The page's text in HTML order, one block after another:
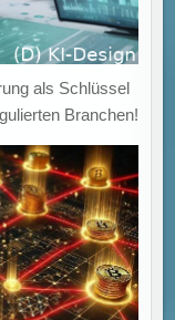
als Schlüssel
Branchen!